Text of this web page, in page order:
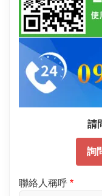
請
詢
聯絡人稱呼